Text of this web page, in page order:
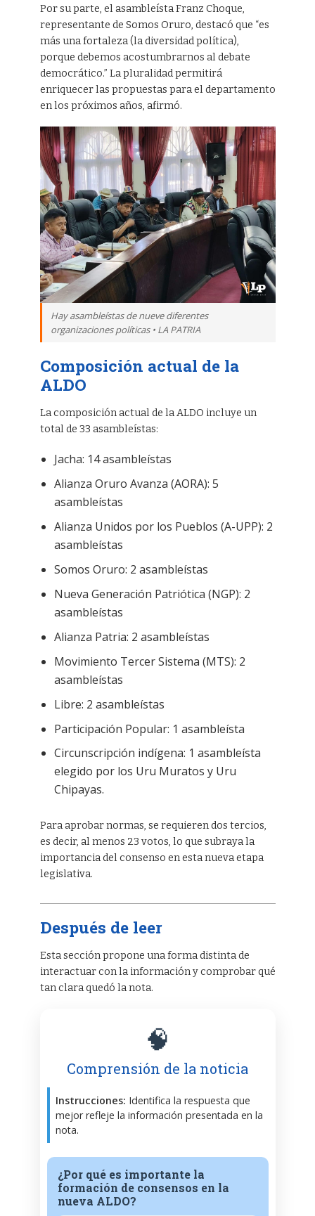
Por su parte, el asambleísta Franz Choque,
representante de Somos Oruro, destacó que “es
más una fortaleza (la diversidad política),
porque debemos acostumbrarnos al debate
democrático.” La pluralidad permitirá
enriquecer las propuestas para el departamento
en los próximos años, afirmó.
Hay asambleístas de nueve diferentes
organizaciones políticas • LA PATRIA
Composición actual de la
ALDO
La composición actual de la ALDO incluye un
total de 33 asambleístas:
Jacha: 14 asambleístas
Alianza Oruro Avanza (AORA): 5
asambleístas
Alianza Unidos por los Pueblos (A-UPP): 2
asambleístas
Somos Oruro: 2 asambleístas
Nueva Generación Patriótica (NGP): 2
asambleístas
Alianza Patria: 2 asambleístas
Movimiento Tercer Sistema (MTS): 2
asambleístas
Libre: 2 asambleístas
Participación Popular: 1 asambleísta
Circunscripción indígena: 1 asambleísta
elegido por los Uru Muratos y Uru
Chipayas.
Para aprobar normas, se requieren dos tercios,
es decir, al menos 23 votos, lo que subraya la
importancia del consenso en esta nueva etapa
legislativa.
Después de leer
Esta sección propone una forma distinta de
interactuar con la información y comprobar qué
tan clara quedó la nota.
🧠
Comprensión de la noticia
Instrucciones: Identifica la respuesta que
mejor refleje la información presentada en la
nota.
¿Por qué es importante la
formación de consensos en la
nueva ALDO?